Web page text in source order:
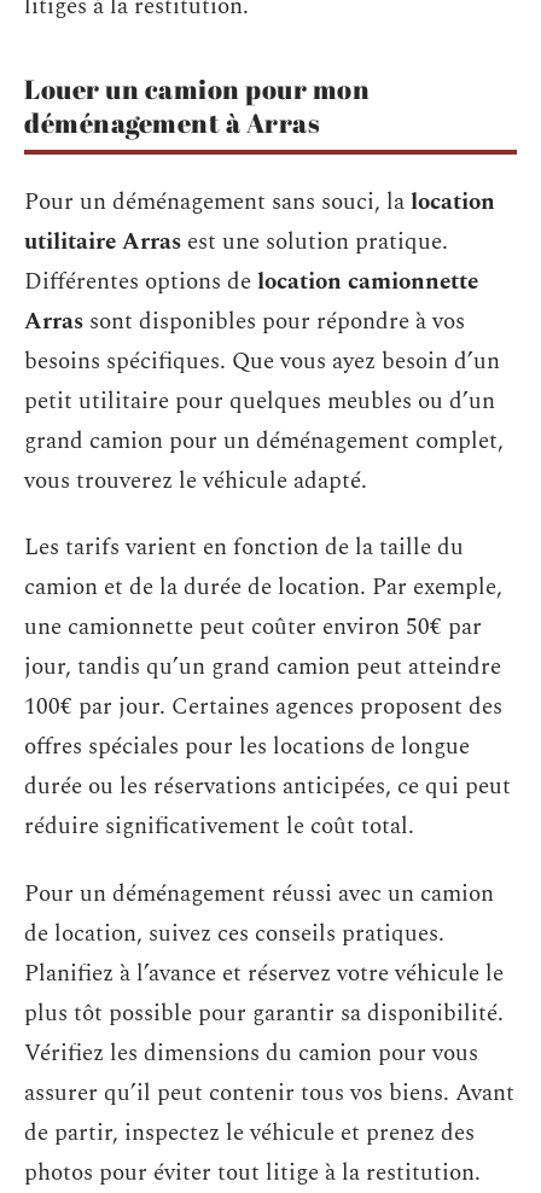
Louer un camion pour mon
déménagement à Arras
Pour un déménagement sans souci, lalocation
utilitaire Arras est une solution pratique.
Différentes options delocation camionnette
Arras sont disponibles pour répondre à vos
besoins spécifiques. Que vous ayez besoin d’un
petit utilitaire pour quelques meubles ou d’un
grand camion pour un déménagement complet,
vous trouverez le véhicule adapté.
Les tarifs varient en fonction de la taille du
camion et de la durée de location. Par exemple,
une camionnette peut coûter environ 50€ par
jour, tandis qu’un grand camion peut atteindre
100€ par jour. Certaines agences proposent des
offres spéciales pour les locations de longue
durée ou les réservations anticipées, ce qui peut
réduire significativement le coût total.
Pour un déménagement réussi avec un camion
de location, suivez ces conseils pratiques.
Planifiez à l’avance et réservez votre véhicule le
plus tôt possible pour garantir sa disponibilité.
Vérifiez les dimensions du camion pour vous
assurer qu’il peut contenir tous vos biens. Avant
de partir, inspectez le véhicule et prenez des
photos pour éviter tout litige à la restitution.